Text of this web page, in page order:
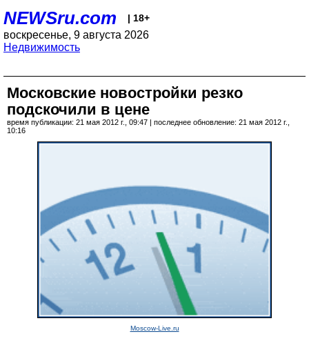
NEWSru.com | 18+
воскресенье, 9 августа 2026
Недвижимость
Московские новостройки резко
подскочили в цене
время публикации: 21 мая 2012 г., 09:47 | последнее обновление: 21 мая 2012 г.,
10:16
Moscow-Live.ru